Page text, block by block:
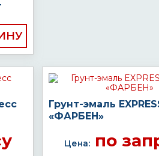
Грунт-эмаль
«ФАРБЕН»
Цена:по